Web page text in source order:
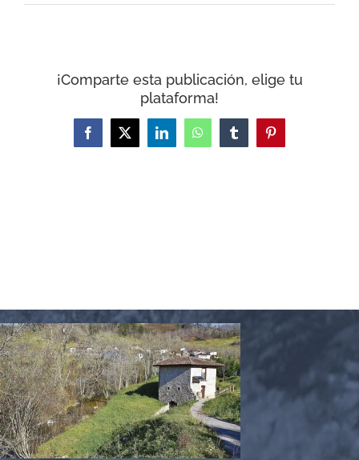
CARRITO¡Comparte esta publicación, elige tu
plataforma!
Facebook
X LinkedInWhatsAppTumblrPinterest